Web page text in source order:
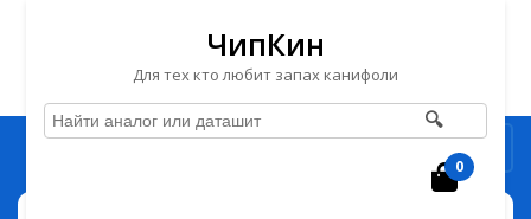
Перейти
содержимому
ЧипКин
Для тех кто любит запах канифоли
🔍
0